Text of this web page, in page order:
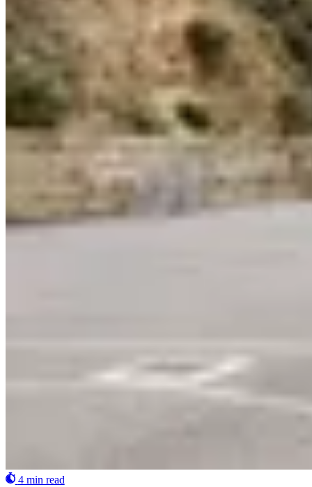
4 min read